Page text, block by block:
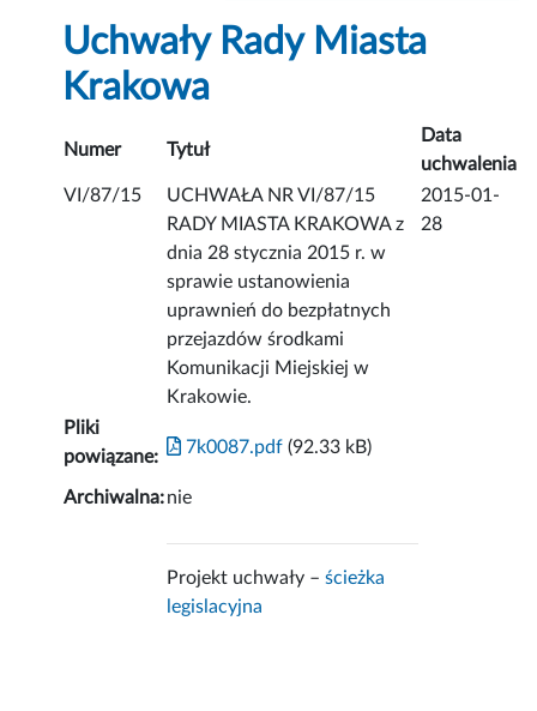
Uchwały Rady Miasta
Krakowa
Numer Tytuł
Data
uchwalenia
VI/87/15
UCHWAŁA NR VI/87/15
RADY MIASTA KRAKOWA z
dnia 28 stycznia 2015 r. w
sprawie ustanowienia
uprawnień do bezpłatnych
przejazdów środkami
Komunikacji Miejskiej w
Krakowie.
2015-01-
28
Pliki
powiązane:
7k0087.pdf (92.33 kB)
Archiwalna:nie
Projekt uchwały –ścieżka
legislacyjna